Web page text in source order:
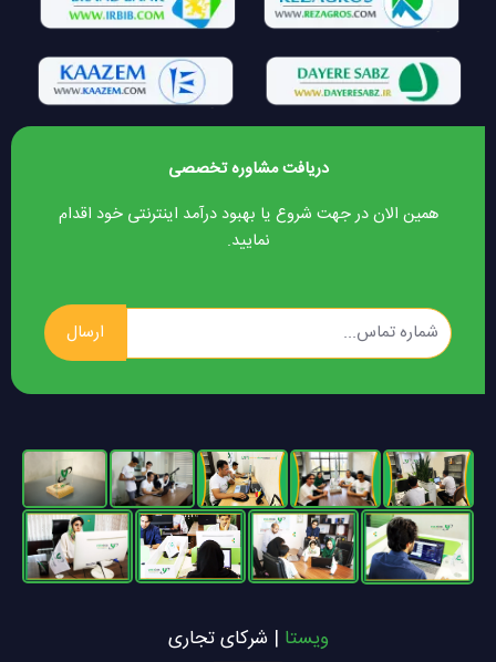
دریافت مشاوره تخصصی
همین الان در جهت شروع یا بهبود درآمد اینترنتی خود اقدام
نمایید.
ارسال
ویستا | شرکای تجاری